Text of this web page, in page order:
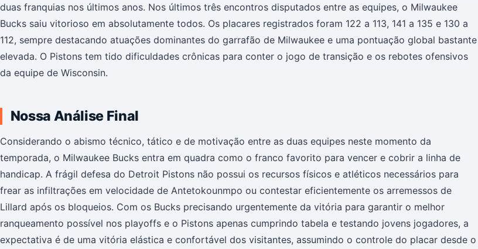
duas franquias nos últimos anos. Nos últimos três encontros disputados entre as equipes, o Milwaukee
Bucks saiu vitorioso em absolutamente todos. Os placares registrados foram 122 a 113, 141 a 135 e 130 a
112, sempre destacando atuações dominantes do garrafão de Milwaukee e uma pontuação global bastante
elevada. O Pistons tem tido dificuldades crônicas para conter o jogo de transição e os rebotes ofensivos
da equipe de Wisconsin.
Nossa Análise Final
Considerando o abismo técnico, tático e de motivação entre as duas equipes neste momento da
temporada, o Milwaukee Bucks entra em quadra como o franco favorito para vencer e cobrir a linha de
handicap. A frágil defesa do Detroit Pistons não possui os recursos físicos e atléticos necessários para
frear as infiltrações em velocidade de Antetokounmpo ou contestar eficientemente os arremessos de
Lillard após os bloqueios. Com os Bucks precisando urgentemente da vitória para garantir o melhor
ranqueamento possível nos playoffs e o Pistons apenas cumprindo tabela e testando jovens jogadores, a
expectativa é de uma vitória elástica e confortável dos visitantes, assumindo o controle do placar desde o